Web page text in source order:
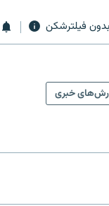
فیلترشکن
خبری